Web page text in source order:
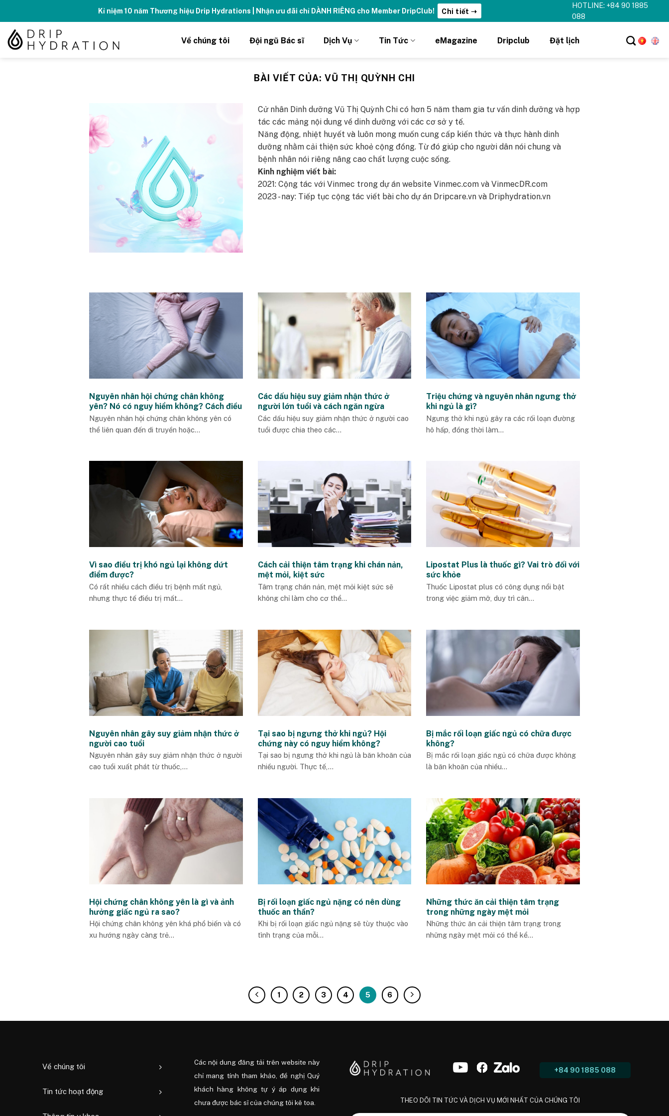
content
Kỉ niệm 10 năm Thương hiệu Drip Hydrations | Nhận ưu đãi chỉ DÀNH RIÊNG cho Member DripClub! Chi tiết ➝
HOTLINE: +84 90 1885
088
Về chúng tôi Đội ngũ Bác sĩ Dịch Vụ Tin Tức eMagazine Dripclub Đặt lịch
BÀI VIẾT CỦA:VŨ THỊ QUỲNH CHI
Cử nhân Dinh dưỡng Vũ Thị Quỳnh Chi có hơn 5 năm tham gia tư vấn dinh dưỡng và hợp
tác các mảng nội dung về dinh dưỡng với các cơ sở y tế.
Năng động, nhiệt huyết và luôn mong muốn cung cấp kiến thức và thực hành dinh
dưỡng nhằm cải thiện sức khoẻ cộng đồng. Từ đó giúp cho người dân nói chung và
bệnh nhân nói riêng nâng cao chất lượng cuộc sống.
Kinh nghiệm viết bài:
2021: Cộng tác với Vinmec trong dự án website Vinmec.com và VinmecDR.com
2023 - nay: Tiếp tục cộng tác viết bài cho dự án Dripcare.vn và Driphydration.vn
Nguyên nhân hội chứng chân không
yên? Nó có nguy hiểm không? Cách điều
trị?
Nguyên nhân hội chứng chân không yên có
thể liên quan đến di truyền hoặc...
Các dấu hiệu suy giảm nhận thức ở
người lớn tuổi và cách ngăn ngừa
Các dấu hiệu suy giảm nhận thức ở người cao
tuổi được chia theo các...
Triệu chứng và nguyên nhân ngưng thở
khi ngủ là gì?
Ngưng thở khi ngủ gây ra các rối loạn đường
hô hấp, đồng thời làm...
Vì sao điều trị khó ngủ lại không dứt
điểm được?
Có rất nhiều cách điều trị bệnh mất ngủ,
nhưng thực tế điều trị mất...
Cách cải thiện tâm trạng khi chán nản,
mệt mỏi, kiệt sức
Tâm trạng chán nản, mệt mỏi kiệt sức sẽ
không chỉ làm cho cơ thể...
Lipostat Plus là thuốc gì? Vai trò đối với
sức khỏe
Thuốc Lipostat plus có công dụng nổi bật
trong việc giảm mỡ, duy trì cân...
Nguyên nhân gây suy giảm nhận thức ở
người cao tuổi
Nguyên nhân gây suy giảm nhận thức ở người
cao tuổi xuất phát từ thuốc,...
Tại sao bị ngưng thở khi ngủ? Hội
chứng này có nguy hiểm không?
Tại sao bị ngưng thở khi ngủ là băn khoăn của
nhiều người. Thực tế,...
Bị mắc rối loạn giấc ngủ có chữa được
không?
Bị mắc rối loạn giấc ngủ có chữa được không
là băn khoăn của nhiều...
Hội chứng chân không yên là gì và ảnh
hưởng giấc ngủ ra sao?
Hội chứng chân không yên khá phổ biến và có
xu hướng ngày càng trẻ...
Bị rối loạn giấc ngủ nặng có nên dùng
thuốc an thần?
Khi bị rối loạn giấc ngủ nặng sẽ tùy thuộc vào
tình trạng của mỗi...
Những thức ăn cải thiện tâm trạng
trong những ngày mệt mỏi
Những thức ăn cải thiện tâm trạng trong
những ngày mệt mỏi có thể kể...
1 2 3 4 5 6
Về chúng tôi
Tin tức hoạt động
Các nội dung đăng tải trên website này
chỉ mang tính tham khảo, đề nghị Quý
khách hàng không tự ý áp dụng khi
chưa được bác sĩ của chúng tôi kê toa.
+84 90 1885 088
THEO DÕI TIN TỨC VÀ DỊCH VỤ MỚI NHẤT CỦA CHÚNG TÔI